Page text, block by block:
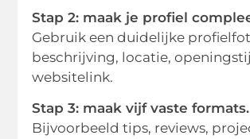
Stap 2: maak je profiel
Gebruik een duidelijke
beschrijving, locatie,
websitelink.
Stap 3: maak vijf vaste formats.
Bijvoorbeeld tips, reviews,